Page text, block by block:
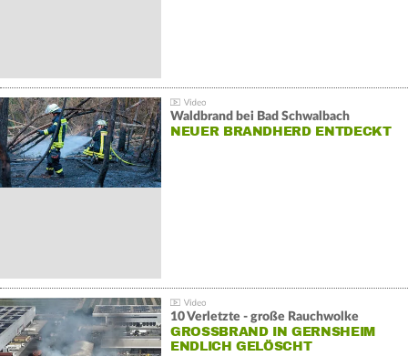
Waldbrand bei Bad Schwalbach
NEUER BRANDHERD ENTDECKT
10 Verletzte - große Rauchwolke
GROSSBRAND IN GERNSHEIM E
NDLICH GELÖSCHT